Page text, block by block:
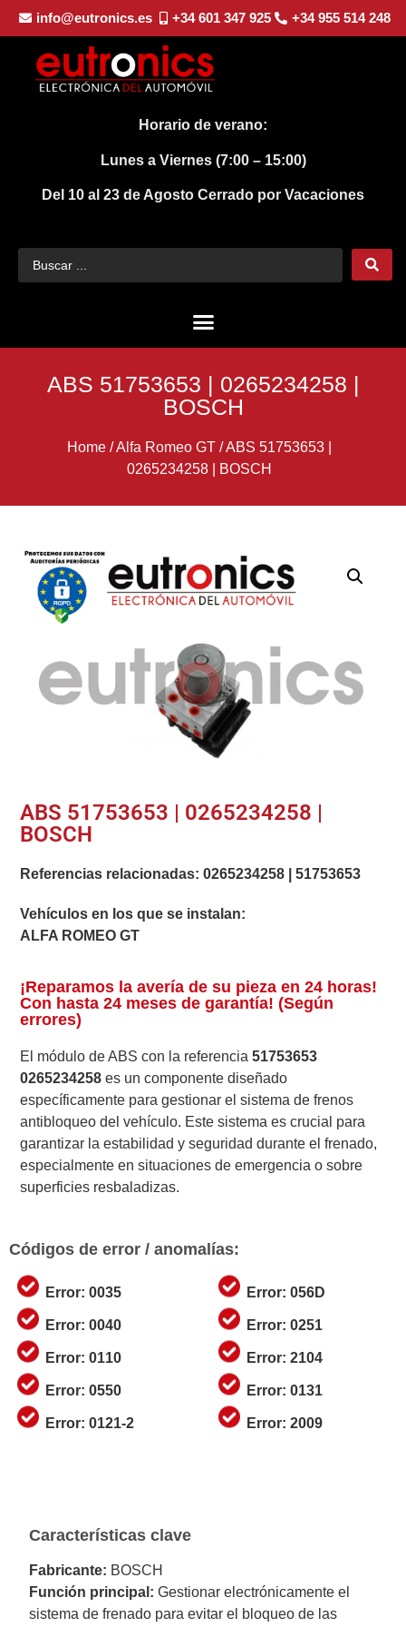
info@eutronics.es +34 601 347 925 +34 955 514 248
Horario de verano:
Lunes a Viernes (7:00 – 15:00)
Del 10 al 23 de Agosto Cerrado por Vacaciones
ABS 51753653 | 0265234258 |
BOSCH
Home/Alfa Romeo GT/ABS 51753653 |
0265234258 | BOSCH
ABS 51753653 | 0265234258 |
BOSCH
Referencias relacionadas:0265234258 |51753653
Vehículos en los que se instalan:
ALFA ROMEO GT
¡Reparamos la avería de su pieza en 24 horas!
Con hasta 24 meses de garantía! (Según
errores)
El módulo de ABS con la referencia51753653
0265234258 es un componente diseñado
específicamente para gestionar el sistema de frenos
antibloqueo del vehículo. Este sistema es crucial para
garantizar la estabilidad y seguridad durante el frenado,
especialmente en situaciones de emergencia o sobre
superficies resbaladizas.
Códigos de error / anomalías:
Error: 0035
Error: 0040
Error: 0110
Error: 0550
Error: 0121-2
Error: 056D
Error: 0251
Error: 2104
Error: 0131
Error: 2009
Características clave
Fabricante: BOSCH
Función principal: Gestionar electrónicamente el
sistema de frenado para evitar el bloqueo de las